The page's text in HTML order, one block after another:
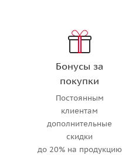
Бонусы за
покупки
Постоянным
клиентам
дополнительные
скидки
до 20% на продукцию